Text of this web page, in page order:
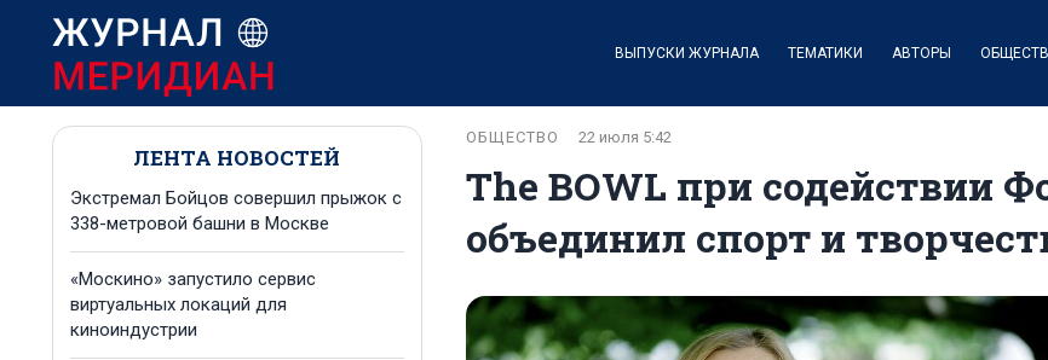
ВЫПУСКИ ЖУРНАЛА ТЕМАТИКИ АВТОРЫ
ЛЕНТА НОВОСТЕЙ
Экстремал Бойцов совершил прыжок с
338-метровой башни в Москве
«Москино» запустило сервис
виртуальных локаций для
киноиндустрии
The BOWL при содействии
объединил спорт и
ОБЩЕСТВО 22 июля 5:42